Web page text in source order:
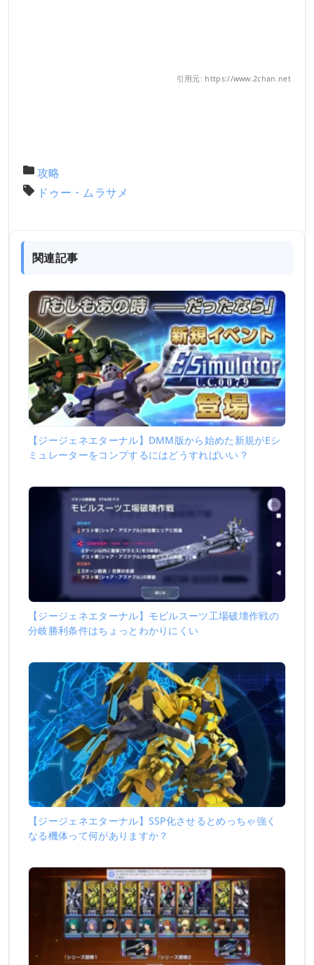
引用元: https://www.2chan.net
攻略
ドゥー・ムラサメ
関連記事
【ジージェネエターナル】DMM版から始めた新規がEシ
ミュレーターをコンプするにはどうすればいい？
【ジージェネエターナル】モビルスーツ工場破壊作戦の
分岐勝利条件はちょっとわかりにくい
【ジージェネエターナル】SSP化させるとめっちゃ強く
なる機体って何がありますか？